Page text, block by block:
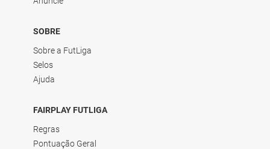
SOBRE
Sobre a FutLiga
Selos
Ajuda
FAIRPLAY FUTLIGA
Regras
Pontuação Geral